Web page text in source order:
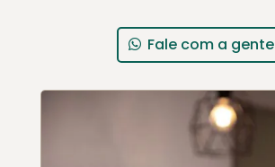
Fale com a gente